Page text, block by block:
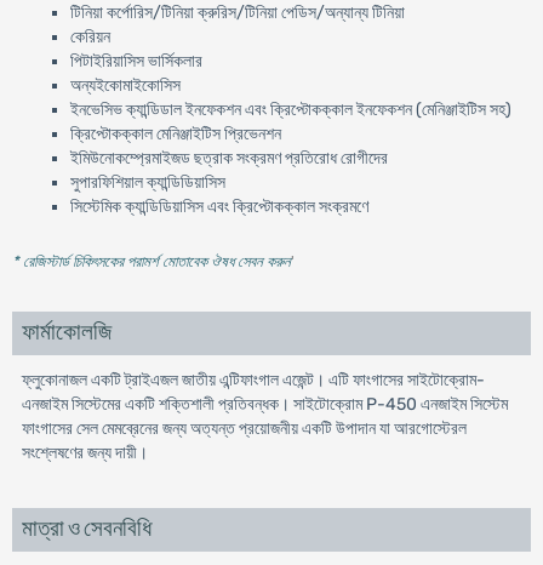
টিনিয়া কর্পোরিস/টিনিয়া ক্রুরিস/টিনিয়া পেডিস/অন্যান্য টিনিয়া
কেরিয়ন
পিটাইরিয়াসিস ভার্সিকলার
অন্যইকোমাইকোসিস
ইনভেসিভ ক্যান্ডিডাল ইনফেকশন এবং ক্রিপ্টোকক্কাল ইনফেকশন (মেনিঞ্জাইটিস সহ)
ক্রিপ্টোকক্কাল মেনিঞ্জাইটিস প্রিভেনশন
ইমিউনোকম্প্রেমাইজড ছত্রাক সংক্রমণ প্রতিরোধ রোগীদের
সুপারফিশিয়াল ক্যান্ডিডিয়াসিস
সিস্টেমিক ক্যান্ডিডিয়াসিস এবং ক্রিপ্টোকক্কাল সংক্রমণে
* রেজিস্টার্ড চিকিৎসকের পরামর্শ মোতাবেক ঔষধ সেবন করুন'
ফার্মাকোলজি
ফ্লুকোনাজল একটি ট্রাইএজল জাতীয় এন্টিফাংগাল এজেন্ট। এটি ফাংগাসের সাইটোক্রোম-
এনজাইম সিস্টেমের একটি শক্তিশালী প্রতিবন্ধক। সাইটোক্রোম P-450 এনজাইম সিস্টেম
ফাংগাসের সেল মেমব্রেনের জন্য অত্যন্ত প্রয়োজনীয় একটি উপাদান যা আরগোস্টেরল
সংশ্লেষণের জন্য দায়ী।
মাত্রা ও সেবনবিধি